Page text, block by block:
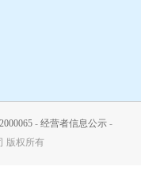
- 经营者信息公示 -
版权所有